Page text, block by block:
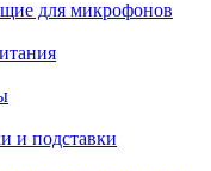
для микрофонов
и подставки